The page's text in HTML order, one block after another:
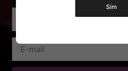
Sim